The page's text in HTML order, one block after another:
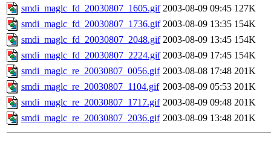
smdi_maglc_fd_20030807_1605.gif 2003-08-09 09:45 127K
smdi_maglc_fd_20030807_1736.gif 2003-08-09 13:35 154K
smdi_maglc_fd_20030807_2048.gif 2003-08-09 13:45 154K
smdi_maglc_fd_20030807_2224.gif 2003-08-09 17:45 154K
smdi_maglc_re_20030807_0056.gif 2003-08-08 17:48 201K
smdi_maglc_re_20030807_1104.gif 2003-08-09 05:53 201K
smdi_maglc_re_20030807_1717.gif 2003-08-09 09:48 201K
smdi_maglc_re_20030807_2036.gif 2003-08-09 13:48 201K